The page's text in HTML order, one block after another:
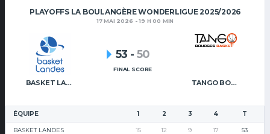
PLAYOFFS LA BOULANGÈRE WONDERLIGUE 2025/2026
17 MAI 2026 - 19 H 00 MIN
BASKET LANDES TANGO BOURGES BASKET
53 - 50
FINAL SCORE
ÉQUIPE 1 2 3 4 T
BASKET LANDES 15 12 9 17 53